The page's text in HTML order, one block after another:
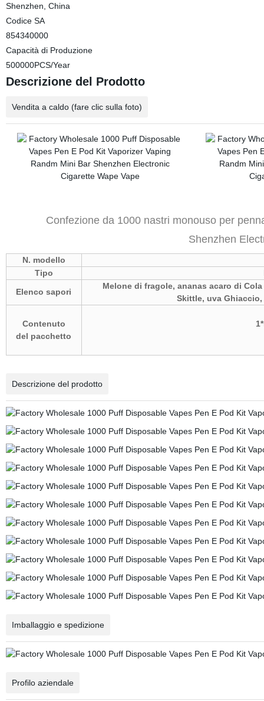
Shenzhen, China
Codice SA
854340000
Capacità di Produzione
500000PCS/Year
Descrizione del Prodotto
Vendita a caldo (fare clic sulla foto)
Confezione da 1000 nastri monouso per
Shenzhen
N. modello
Tipo
Elenco sapori
Melone di fragole, ananas acaro di
Skittle, uva
Contenuto
del pacchetto
Descrizione del prodotto
Imballaggio e spedizione
Profilo aziendale